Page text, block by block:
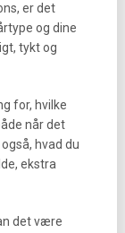
er det
og dine
tykt og
for, hvilke
når det
hvad du
ekstra
det være